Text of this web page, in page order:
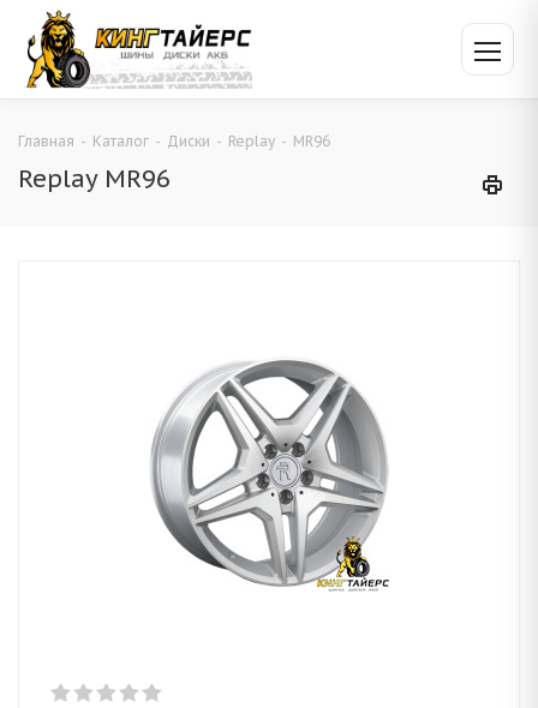
Главная - Каталог - Диски - Replay - MR96
Replay MR96